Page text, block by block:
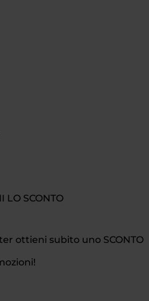
LO SCONTO
ottieni subito uno SCONTO